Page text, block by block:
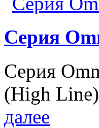
Серия
Серия
(High
далее